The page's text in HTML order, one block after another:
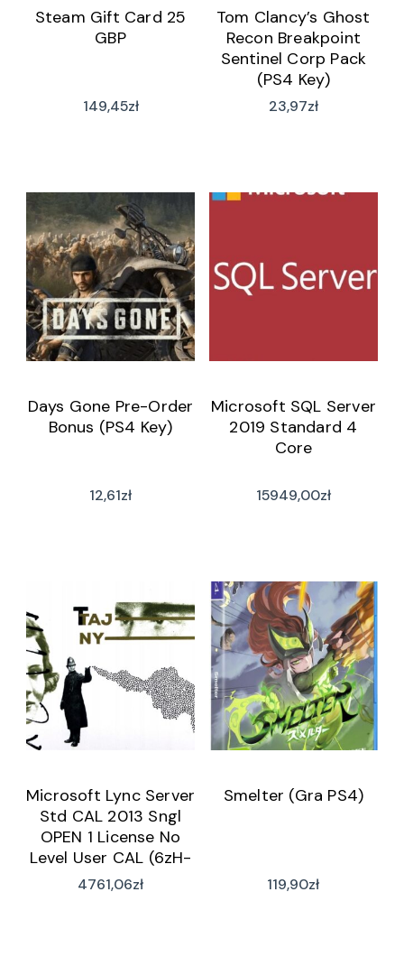
Steam Gift Card 25
GBP
149,45zł
Tom Clancy’s Ghost
Recon Breakpoint
Sentinel Corp Pack
(PS4 Key)
23,97zł
Days Gone Pre-Order
Bonus (PS4 Key)
12,61zł
Microsoft SQL Server
2019 Standard 4
Core
15949,00zł
Microsoft Lync Server
Std CAL 2013 Sngl
OPEN 1 License No
Level User CAL (6zH-
00496)
4761,06zł
Smelter (Gra PS4)
119,90zł